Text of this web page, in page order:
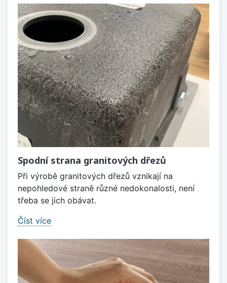
Spodní strana granitových dřezů
Při výrobě granitových dřezů vznikají na
nepohledové straně různé nedokonalosti, není
třeba se jich obávat.
Číst více